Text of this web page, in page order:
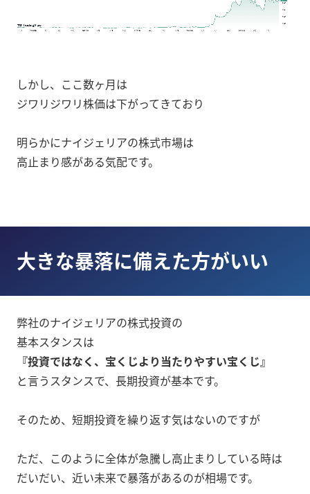
しかし、ここ数ヶ月は
ジワリジワリ株価は下がってきており
明らかにナイジェリアの株式市場は
高止まり感がある気配です。
大きな暴落に備えた方がいい
弊社のナイジェリアの株式投資の
基本スタンスは
『投資ではなく、宝くじより当たりやすい宝くじ』
と言うスタンスで、長期投資が基本です。
そのため、短期投資を繰り返す気はないのですが
ただ、このように全体が急騰し高止まりしている時は
だいだい、近い未来で暴落があるのが相場です。